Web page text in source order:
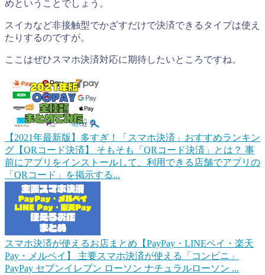
めということでしょう。
スイカなど非接触型でかざすだけで決済できるタイプは使え
たりするのですが。
ここはぜひスマホ決済対応に期待したいところですね。
【2021年最新版】多すぎ！「スマホ決済」おすすめランキン
グ【QRコード決済】
そもそも「QRコード決済」とは？ 事
前にアプリをインストールして、利用できる店舗でアプリの
「QRコード」を掲示する...
スマホ決済が使えるお店まとめ【PayPay・LINEペイ・楽天
Pay・メルペイ】
主要スマホ決済が使える「コンビニ」
PayPay セブンイレブン ローソン ナチュラルローソン ...